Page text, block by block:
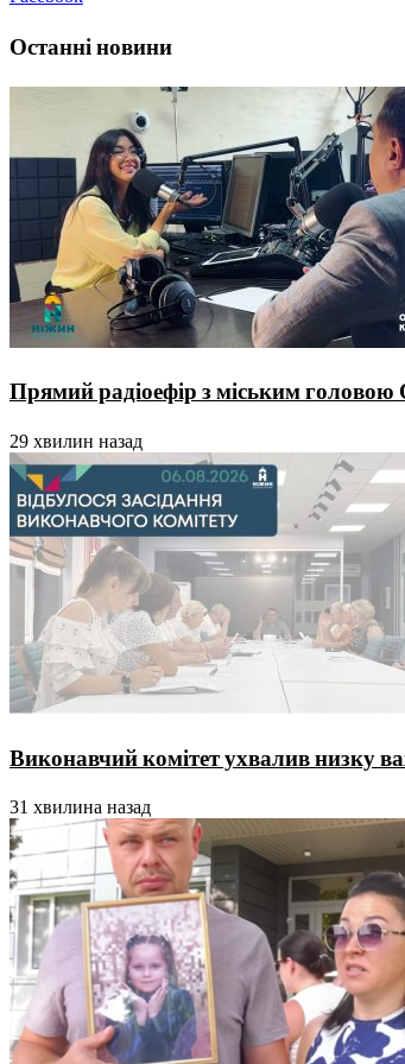
Останні новини
Прямий радіоефір з міським
29 хвилин назад
Виконавчий комітет ухвалив низку
31 хвилина назад